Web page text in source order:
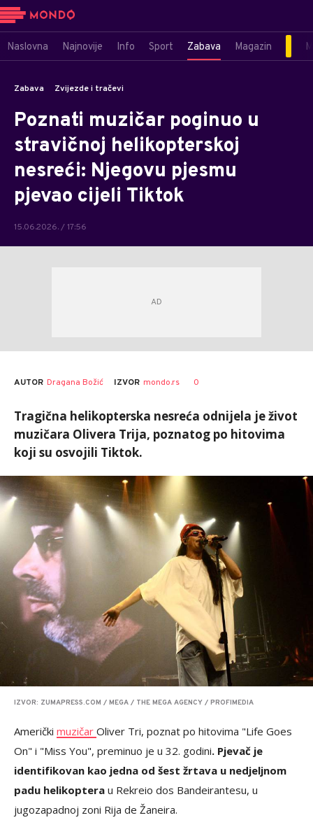
Naslovna Najnovije Info Sport Zabava Magazin
Zabava Zvijezde i tračevi
Poznati muzičar poginuo u
stravičnoj helikopterskoj
nesreći: Njegovu pjesmu
pjevao cijeli Tiktok
15.06.2026. / 17:56
AUTOR Dragana Božić IZVOR mondo.rs 0
Tragična helikopterska nesreća odnijela je život
muzičara Olivera Trija, poznatog po hitovima
koji su osvojili Tiktok.
IZVOR: ZUMAPRESS.COM / MEGA / THE MEGA AGENCY / PROFIMEDIA
Američki muzičar Oliver Tri, poznat po hitovima "Life Goes
On" i "Miss You", preminuo je u 32. godini. Pjevač je
identifikovan kao jedna od šest žrtava u nedjeljnom
padu helikoptera u Rekreio dos Bandeirantesu, u
jugozapadnoj zoni Rija de Žaneira.